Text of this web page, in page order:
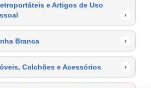
e Artigos de Uso
›
Branca ›
Colchões e Acessórios ›